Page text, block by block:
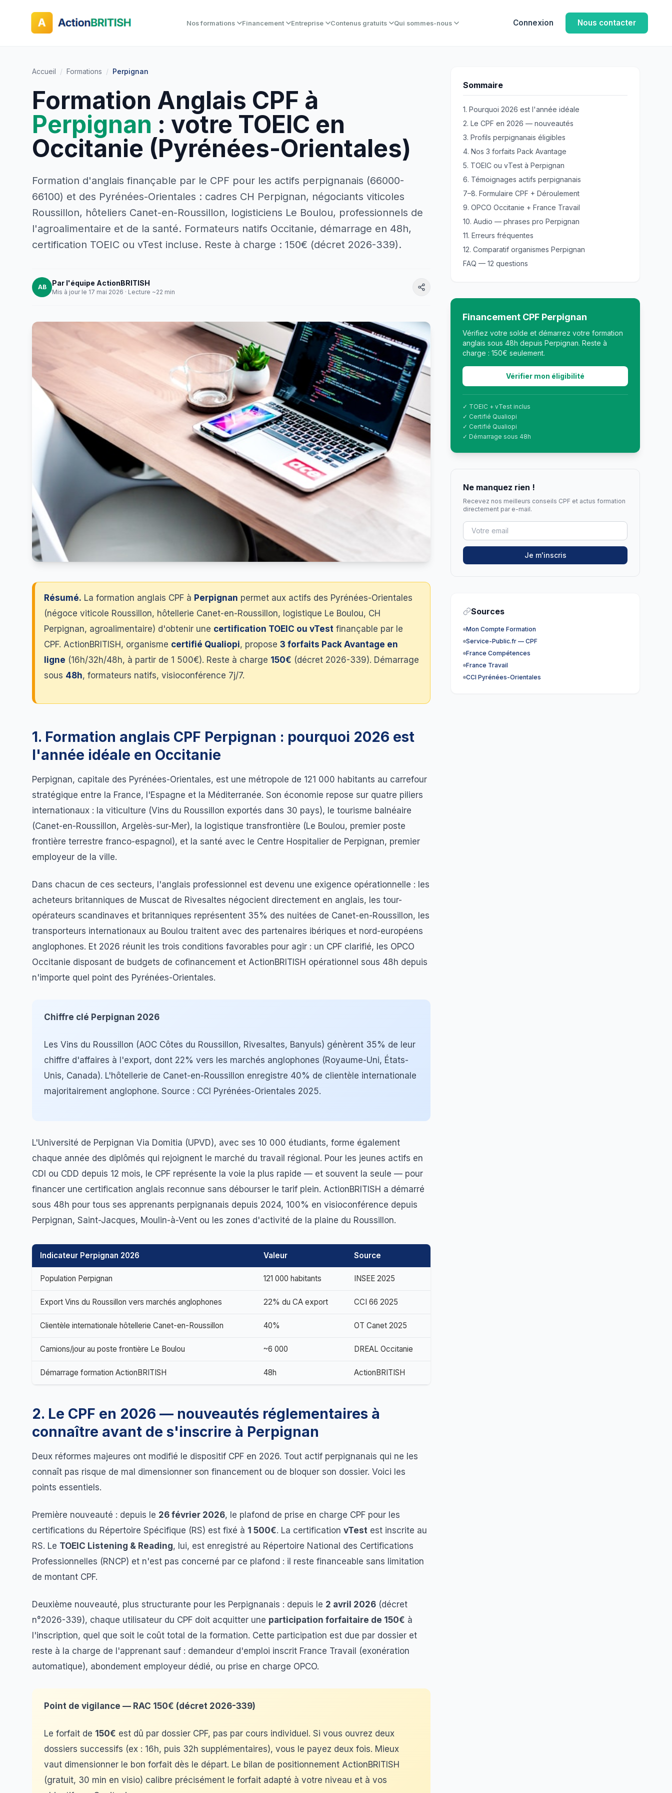
Nos formations Financement Entreprise Contenus gratuits Qui sommes-nous Connexion Nous contacter
Accueil / Formations / Perpignan
Formation Anglais CPF à
Perpignan : votre TOEIC en
Occitanie (Pyrénées-Orientales)
Formation d'anglais finançable par le CPF pour les actifs perpignanais (66000-
66100) et des Pyrénées-Orientales : cadres CH Perpignan, négociants viticoles
Roussillon, hôteliers Canet-en-Roussillon, logisticiens Le Boulou, professionnels de
l'agroalimentaire et de la santé. Formateurs natifs Occitanie, démarrage en 48h,
certification TOEIC ou vTest incluse. Reste à charge : 150€ (décret 2026-339).
AB Par l'équipe ActionBRITISH
Mis à jour le 17 mai 2026 · Lecture ~22 min
Résumé. La formation anglais CPF à Perpignan permet aux actifs des Pyrénées-Orientales
(négoce viticole Roussillon, hôtellerie Canet-en-Roussillon, logistique Le Boulou, CH
Perpignan, agroalimentaire) d'obtenir une certification TOEIC ou vTest finançable par le
CPF. ActionBRITISH, organisme certifié Qualiopi, propose 3 forfaits Pack Avantage en
ligne (16h/32h/48h, à partir de 1 500€). Reste à charge 150€ (décret 2026-339). Démarrage
sous 48h, formateurs natifs, visioconférence 7j/7.
1. Formation anglais CPF Perpignan : pourquoi 2026 est
l'année idéale en Occitanie
Perpignan, capitale des Pyrénées-Orientales, est une métropole de 121 000 habitants au carrefour
stratégique entre la France, l'Espagne et la Méditerranée. Son économie repose sur quatre piliers
internationaux : la viticulture (Vins du Roussillon exportés dans 30 pays), le tourisme balnéaire
(Canet-en-Roussillon, Argelès-sur-Mer), la logistique transfrontière (Le Boulou, premier poste
frontière terrestre franco-espagnol), et la santé avec le Centre Hospitalier de Perpignan, premier
employeur de la ville.
Dans chacun de ces secteurs, l'anglais professionnel est devenu une exigence opérationnelle : les
acheteurs britanniques de Muscat de Rivesaltes négocient directement en anglais, les tour-
opérateurs scandinaves et britanniques représentent 35% des nuitées de Canet-en-Roussillon, les
transporteurs internationaux au Boulou traitent avec des partenaires ibériques et nord-européens
anglophones. Et 2026 réunit les trois conditions favorables pour agir : un CPF clarifié, les OPCO
Occitanie disposant de budgets de cofinancement et ActionBRITISH opérationnel sous 48h depuis
n'importe quel point des Pyrénées-Orientales.
Chiffre clé Perpignan 2026
Les Vins du Roussillon (AOC Côtes du Roussillon, Rivesaltes, Banyuls) génèrent 35% de leur
chiffre d'affaires à l'export, dont 22% vers les marchés anglophones (Royaume-Uni, États-
Unis, Canada). L'hôtellerie de Canet-en-Roussillon enregistre 40% de clientèle internationale
majoritairement anglophone. Source : CCI Pyrénées-Orientales 2025.
L'Université de Perpignan Via Domitia (UPVD), avec ses 10 000 étudiants, forme également
chaque année des diplômés qui rejoignent le marché du travail régional. Pour les jeunes actifs en
CDI ou CDD depuis 12 mois, le CPF représente la voie la plus rapide — et souvent la seule — pour
financer une certification anglais reconnue sans débourser le tarif plein. ActionBRITISH a démarré
sous 48h pour tous ses apprenants perpignanais depuis 2024, 100% en visioconférence depuis
Perpignan, Saint-Jacques, Moulin-à-Vent ou les zones d'activité de la plaine du Roussillon.
Indicateur Perpignan 2026 Valeur Source
Population Perpignan 121 000 habitants INSEE 2025
Export Vins du Roussillon vers marchés anglophones 22% du CA export CCI 66 2025
Clientèle internationale hôtellerie Canet-en-Roussillon 40% OT Canet 2025
Camions/jour au poste frontière Le Boulou ~6 000 DREAL Occitanie
Démarrage formation ActionBRITISH 48h ActionBRITISH
2. Le CPF en 2026 — nouveautés réglementaires à
connaître avant de s'inscrire à Perpignan
Deux réformes majeures ont modifié le dispositif CPF en 2026. Tout actif perpignanais qui ne les
connaît pas risque de mal dimensionner son financement ou de bloquer son dossier. Voici les
points essentiels.
Première nouveauté : depuis le 26 février 2026, le plafond de prise en charge CPF pour les
certifications du Répertoire Spécifique (RS) est fixé à 1 500€. La certification vTest est inscrite au
RS. Le TOEIC Listening & Reading, lui, est enregistré au Répertoire National des Certifications
Professionnelles (RNCP) et n'est pas concerné par ce plafond : il reste financeable sans limitation
de montant CPF.
Deuxième nouveauté, plus structurante pour les Perpignanais : depuis le 2 avril 2026 (décret
n°2026-339), chaque utilisateur du CPF doit acquitter une participation forfaitaire de 150€ à
l'inscription, quel que soit le coût total de la formation. Cette participation est due par dossier et
reste à la charge de l'apprenant sauf : demandeur d'emploi inscrit France Travail (exonération
automatique), abondement employeur dédié, ou prise en charge OPCO.
Point de vigilance — RAC 150€ (décret 2026-339)
Le forfait de 150€ est dû par dossier CPF, pas par cours individuel. Si vous ouvrez deux
dossiers successifs (ex : 16h, puis 32h supplémentaires), vous le payez deux fois. Mieux
vaut dimensionner le bon forfait dès le départ. Le bilan de positionnement ActionBRITISH
(gratuit, 30 min en visio) calibre précisément le forfait adapté à votre niveau et à vos
Sommaire
1. Pourquoi 2026 est l'année idéale
2. Le CPF en 2026 — nouveautés
3. Profils perpignanais éligibles
4. Nos 3 forfaits Pack Avantage
5. TOEIC ou vTest à Perpignan
6. Témoignages actifs perpignanais
7–8. Formulaire CPF + Déroulement
9. OPCO Occitanie + France Travail
10. Audio — phrases pro Perpignan
11. Erreurs fréquentes
12. Comparatif organismes Perpignan
FAQ — 12 questions
Financement CPF Perpignan
Vérifiez votre solde et démarrez votre formation
anglais sous 48h depuis Perpignan. Reste à
charge : 150€ seulement.
Vérifier mon éligibilité
✓ TOEIC + vTest inclus
✓ Certifié Qualiopi
✓ Certifié Qualiopi
✓ Démarrage sous 48h
Ne manquez rien !
Recevez nos meilleurs conseils CPF et actus formation
directement par e-mail.
Je m'inscris
Sources
Mon Compte Formation
Service-Public.fr — CPF
France Compétences
France Travail
CCI Pyrénées-Orientales